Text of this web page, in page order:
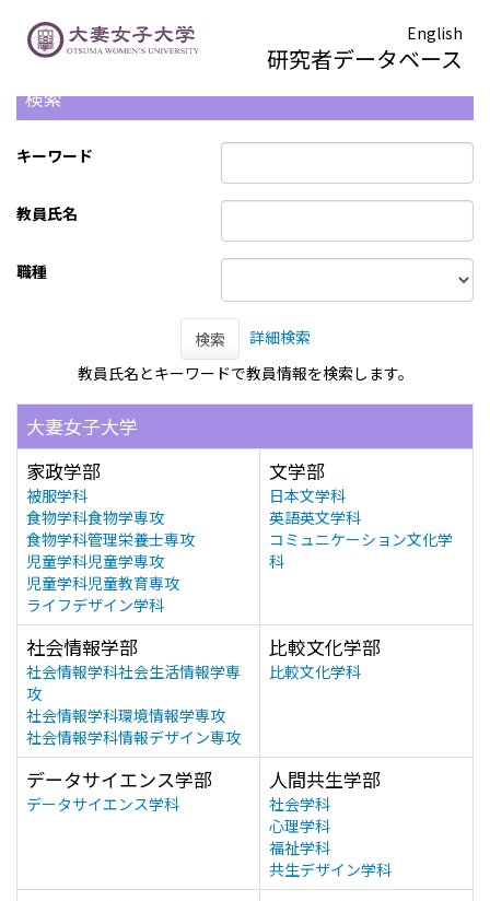
English
研究者データベース
検索
キーワード
教員氏名
職種
検索
詳細検索
教員氏名とキーワードで教員情報を検索します。
大妻女子大学
家政学部
被服学科
食物学科食物学専攻
食物学科管理栄養士専攻
児童学科児童学専攻
児童学科児童教育専攻
ライフデザイン学科
文学部
日本文学科
英語英文学科
コミュニケーション文化学
科
社会情報学部
社会情報学科社会生活情報学専
攻
社会情報学科環境情報学専攻
社会情報学科情報デザイン専攻
比較文化学部
比較文化学科
データサイエンス学部
データサイエンス学科
人間共生学部
社会学科
心理学科
福祉学科
共生デザイン学科